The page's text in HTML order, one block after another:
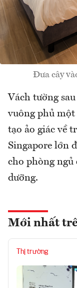
Đưa cây
Vách tường
vuông phủ
tạo ảo giác về
Singapore lớn
cho phòng ngủ
dưỡng.
Mới nhất
Thị trường